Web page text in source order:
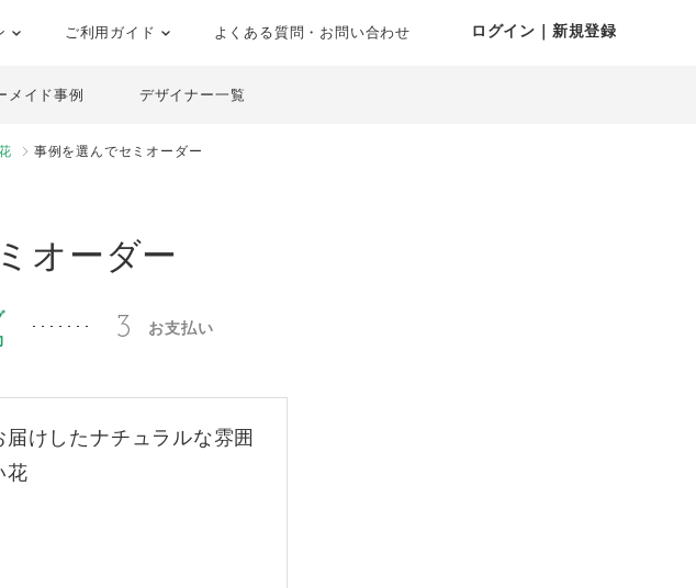
ご利用ガイド よくある質問・お問い合わせ ログイン｜新規登録
メイド事例 デザイナー一覧
事例を選んでセミオーダー
オーダー
3 お支払い
けしたナチュラルな雰囲
花